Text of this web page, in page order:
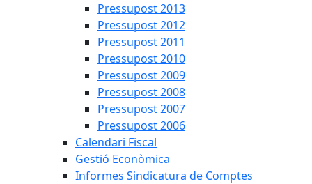
Pressupost 2013
Pressupost 2012
Pressupost 2011
Pressupost 2010
Pressupost 2009
Pressupost 2008
Pressupost 2007
Pressupost 2006
Calendari Fiscal
Gestió Econòmica
Informes Sindicatura de Comptes